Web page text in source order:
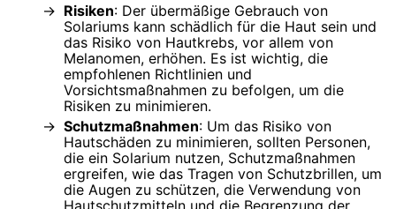
Risiken: Der übermäßige Gebrauch von
Solariums kann schädlich für die Haut sein und
das Risiko von Hautkrebs, vor allem von
Melanomen, erhöhen. Es ist wichtig, die
empfohlenen Richtlinien und
Vorsichtsmaßnahmen zu befolgen, um die
Risiken zu minimieren.
Schutzmaßnahmen: Um das Risiko von
Hautschäden zu minimieren, sollten Personen,
die ein Solarium nutzen, Schutzmaßnahmen
ergreifen, wie das Tragen von Schutzbrillen, um
die Augen zu schützen, die Verwendung von
Hautschutzmitteln und die Begrenzung der